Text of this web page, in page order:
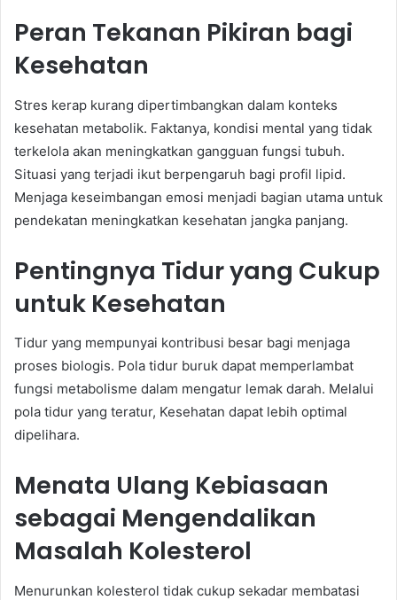
Peran Tekanan Pikiran bagi
Kesehatan
Stres kerap kurang dipertimbangkan dalam konteks
kesehatan metabolik. Faktanya, kondisi mental yang tidak
terkelola akan meningkatkan gangguan fungsi tubuh.
Situasi yang terjadi ikut berpengaruh bagi profil lipid.
Menjaga keseimbangan emosi menjadi bagian utama untuk
pendekatan meningkatkan kesehatan jangka panjang.
Pentingnya Tidur yang Cukup
untuk Kesehatan
Tidur yang mempunyai kontribusi besar bagi menjaga
proses biologis. Pola tidur buruk dapat memperlambat
fungsi metabolisme dalam mengatur lemak darah. Melalui
pola tidur yang teratur, Kesehatan dapat lebih optimal
dipelihara.
Menata Ulang Kebiasaan
sebagai Mengendalikan
Masalah Kolesterol
Menurunkan kolesterol tidak cukup sekadar membatasi